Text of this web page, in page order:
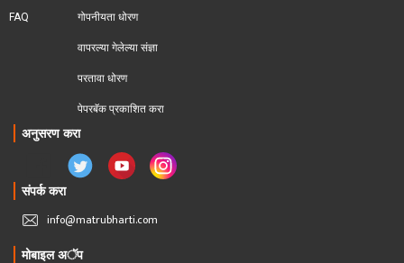
FAQ गोपनीयता धोरण
वापरल्या गेलेल्या संज्ञा
परतावा धोरण
पेपरबॅक प्रकाशित करा
अनुसरण करा
संपर्क करा
info@matrubharti.com
मोबाइल अॅप